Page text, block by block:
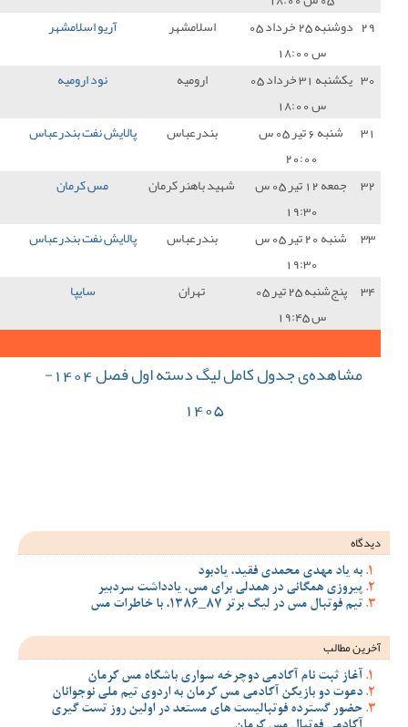
آریو اسلامشهر 1 - 0 پالایش نفت بندرعباس
نود ارومیه 0 - 2 پالایش نفت بندرعباس
پالایش نفت بندرعباس 0 - 0 صنعت نفت آبادان
کرمان مس کرمان 0 - 0 پالایش نفت بندرعباس
پالایش نفت بندرعباس 3 - 0 بعثت کرمانشاه
سایپا 1 - 0 پالایش نفت بندرعباس
مشاهده‌ی جدول کامل لیگ دسته اول فصل 1404-
مس، یادداشت سردبیر
باشگاه مس کرمان
به اردوی تیم ملی نوجوانان
در اولین روز تست گیری